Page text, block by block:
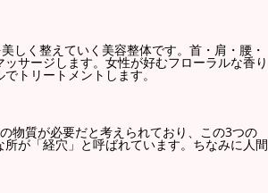
しく整えていく美容整体です。首・肩・腰・
サージします。女性が好むフローラルな香り
トリートメントします。
物質が必要だと考えられており、この3つの
が「経穴」と呼ばれています。ちなみに人間